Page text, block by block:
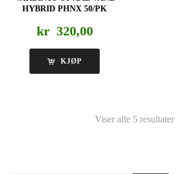
HYBRID PHNX 50/PK
kr 320,00
KJØP
Viser alle 5 resultater